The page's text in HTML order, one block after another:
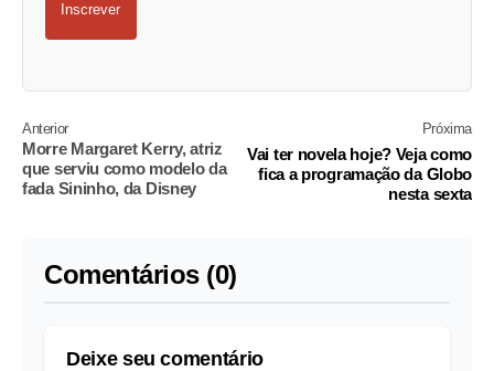
Inscrever
Anterior
Morre Margaret Kerry, atriz
que serviu como modelo da
fada Sininho, da Disney
Próxima
Vai ter novela hoje? Veja como
fica a programação da Globo
nesta sexta
Comentários (0)
Deixe seu comentário